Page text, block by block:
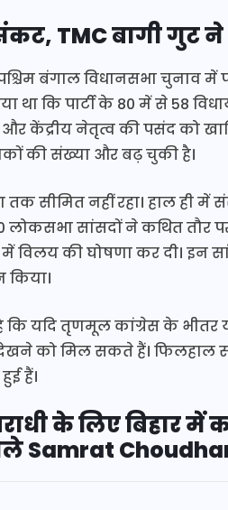
TMC बागी गुट
बंगाल विधानसभा चुनाव में
था कि पार्टी के 80 में से 58
केंद्रीय नेतृत्व की पसंद को
की संख्या और बढ़ चुकी है।
सीमित नहीं रहा। हाल ही में
लोकसभा सांसदों ने कथित तौर
विलय की घोषणा कर दी। इन
किया।
यदि तृणमूल कांग्रेस के भीतर
को मिल सकते हैं। फिलहाल
हैं।
के लिए बिहार में
Samrat